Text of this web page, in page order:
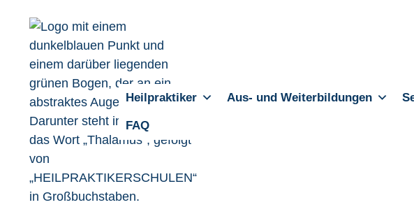
Heilpraktiker Aus- und Weiterbildungen
FAQ